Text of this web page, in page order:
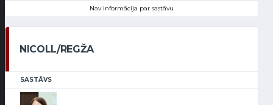
Nav informācija par sastāvu
NICOLL/REGŽA
SASTĀVS